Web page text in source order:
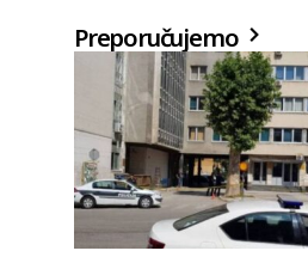
Preporučujemo